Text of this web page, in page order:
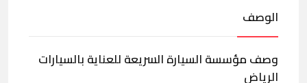
الوصف
وصف مؤسسة السيارة السريعة للعناية بالسيارات
الرياض